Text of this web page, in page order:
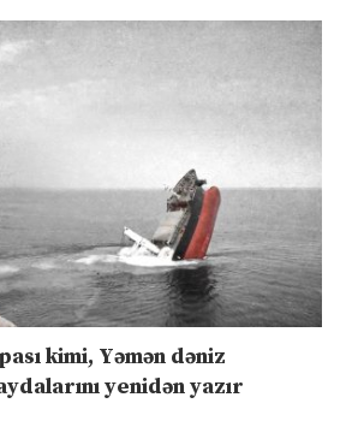
kimi, Yəmən dəniz
yenidən yazır